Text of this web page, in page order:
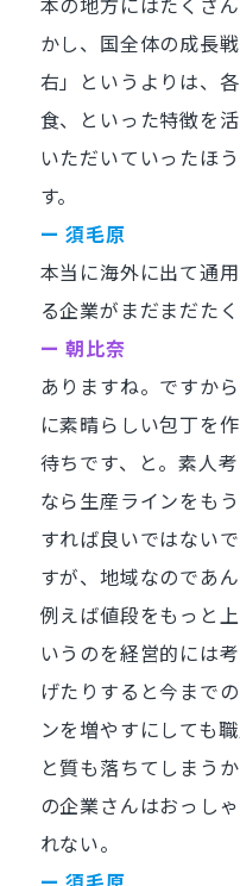
かし、国全体の成長
右」というよりは、
食、といった特徴を
いただいていったほ
す。
ー 須毛原
本当に海外に出て通
る企業がまだまだた
ー 朝比奈
ありますね。ですか
に素晴らしい包丁を
待ちです、と。素人
なら生産ラインをも
すれば良いではない
すが、地域なのであ
例えば値段をもっと
いうのを経営的には
げたりすると今まで
ンを増やすにしても
と質も落ちてしまう
の企業さんはおっし
れない。